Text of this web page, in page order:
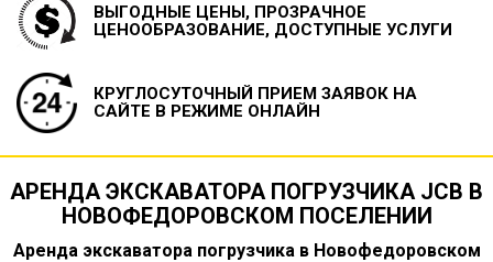
ВЫГОДНЫЕ ЦЕНЫ, ПРОЗРАЧНОЕ
ЦЕНООБРАЗОВАНИЕ, ДОСТУПНЫЕ УСЛУГИ
КРУГЛОСУТОЧНЫЙ ПРИЕМ ЗАЯВОК НА
САЙТЕ В РЕЖИМЕ ОНЛАЙН
АРЕНДА ЭКСКАВАТОРА ПОГРУЗЧИКА JCB В
НОВОФЕДОРОВСКОМ ПОСЕЛЕНИИ
Аренда экскаватора погрузчика в Новофедоровском